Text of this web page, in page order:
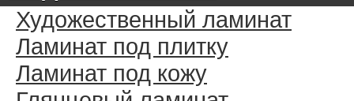
Художественный ламинат
Ламинат под плитку
Ламинат под кожу